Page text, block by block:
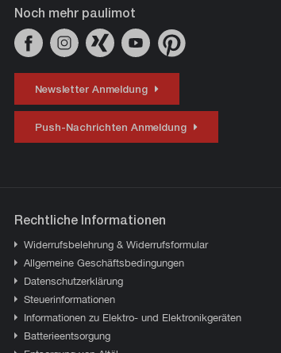
Noch mehr paulimot
Newsletter Anmeldung
Push-Nachrichten Anmeldung
Rechtliche Informationen
Widerrufsbelehrung & Widerrufsformular
Allgemeine Geschäftsbedingungen
Datenschutzerklärung
Steuerinformationen
Informationen zu Elektro- und Elektronikgeräten
Batterieentsorgung